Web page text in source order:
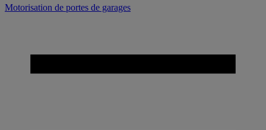
Motorisation de portes de garages